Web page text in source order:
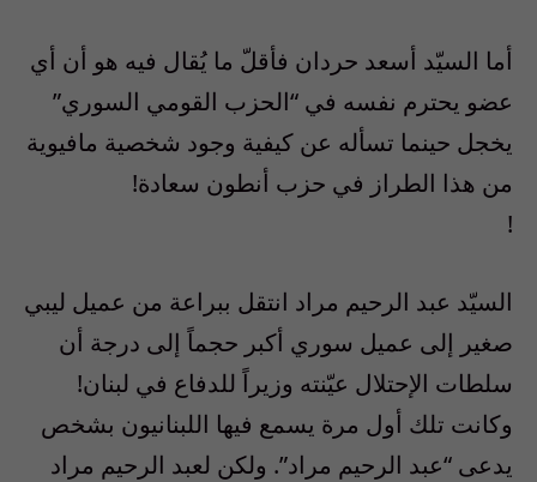
أما السيّد أسعد حردان فأقلّ ما يُقال فيه هو أن أي
عضو يحترم نفسه في “الحزب القومي السوري”
يخجل حينما تسأله عن كيفية وجود شخصية مافيوية
من هذا الطراز في حزب أنطون سعادة!
!
السيّد عبد الرحيم مراد انتقل ببراعة من عميل ليبي
صغير إلى عميل سوري أكبر حجماً إلى درجة أن
سلطات الإحتلال عيّنته وزيراً للدفاع في لبنان!
وكانت تلك أول مرة يسمع فيها اللبنانيون بشخص
يدعى “عبد الرحيم مراد”. ولكن لعبد الرحيم مراد